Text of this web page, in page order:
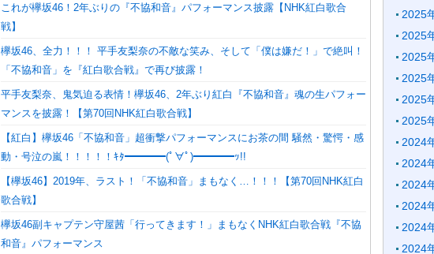
これが欅坂46！2年ぶりの『不協和音』パフォーマンス披露【NHK紅白歌合
戦】
欅坂46、全力！！！ 平手友梨奈の不敵な笑み、そして「僕は嫌だ！」で絶叫！
「不協和音」を『紅白歌合戦』で再び披露！
平手友梨奈、鬼気迫る表情！欅坂46、2年ぶり紅白『不協和音』魂の生パフォー
マンスを披露！【第70回NHK紅白歌合戦】
【紅白】欅坂46「不協和音」超衝撃パフォーマンスにお茶の間 騒然・驚愕・感
動・号泣の嵐！！！！！ｷﾀ━━━━(ﾟ∀ﾟ)━━━━ｯ!!
【欅坂46】2019年、ラスト！「不協和音」まもなく…！！！【第70回NHK紅白
歌合戦】
欅坂46副キャプテン守屋茜「行ってきます！」まもなくNHK紅白歌合戦『不協
和音』パフォーマンス
2025
2025
2025
2025
2025
2025
2024
2024
2024
2024
2024
2024